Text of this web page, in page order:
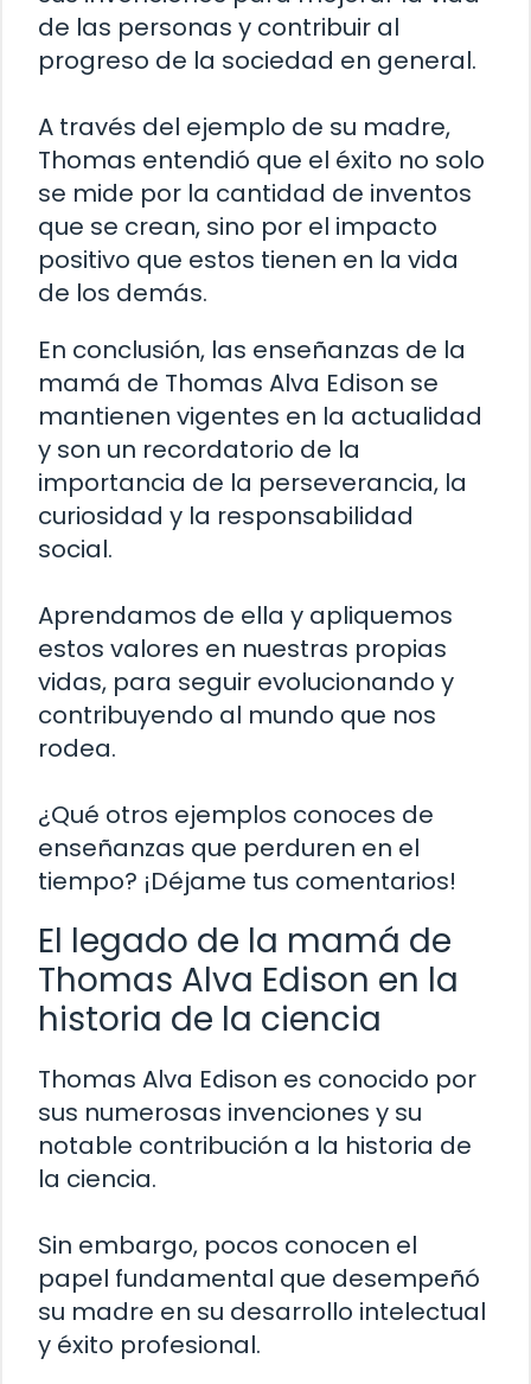
de las personas y contribuir al
progreso de la sociedad en general.
A través del ejemplo de su madre,
Thomas entendió que el éxito no solo
se mide por la cantidad de inventos
que se crean, sino por el impacto
positivo que estos tienen en la vida
de los demás.
En conclusión, las enseñanzas de la
mamá de Thomas Alva Edison se
mantienen vigentes en la actualidad
y son un recordatorio de la
importancia de la perseverancia, la
curiosidad y la responsabilidad
social.
Aprendamos de ella y apliquemos
estos valores en nuestras propias
vidas, para seguir evolucionando y
contribuyendo al mundo que nos
rodea.
¿Qué otros ejemplos conoces de
enseñanzas que perduren en el
tiempo? ¡Déjame tus comentarios!
El legado de la mamá de
Thomas Alva Edison en la
historia de la ciencia
Thomas Alva Edison es conocido por
sus numerosas invenciones y su
notable contribución a la historia de
la ciencia.
Sin embargo, pocos conocen el
papel fundamental que desempeñó
su madre en su desarrollo intelectual
y éxito profesional.